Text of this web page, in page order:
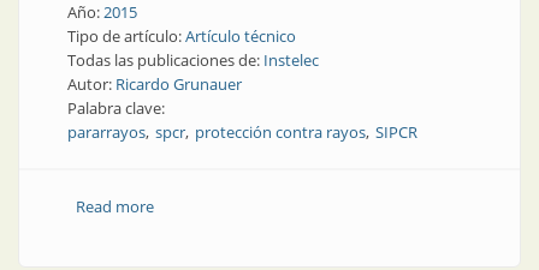
Año:2015
Tipo de artículo:Artículo técnico
Todas las publicaciones de: Instelec
Autor: Ricardo Grunauer
Palabra clave:
pararrayos spcr protección contra rayos SIPCR
Read moreabout Nota técnica | Pararrayos vs. sistema de